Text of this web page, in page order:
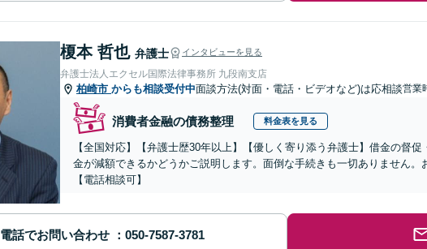
榎本 哲也 弁護士 インタビューを見る
弁護士法人エクセル国際法律事務所 九段南支店
柏崎市 からも相談受付中面談方法(対面・電話・ビデオなど)は応相談営業
消費者金融の債務整理 料金表を見る
【全国対応】【弁護士歴30年以上】【優しく寄り添う弁護士】借金の督
金が減額できるかどうかご説明します。面倒な手続きも一切ありません。
【電話相談可】
電話でお問い合わせ